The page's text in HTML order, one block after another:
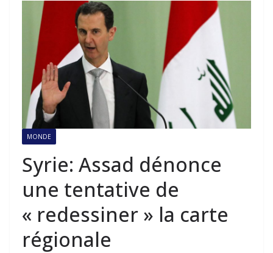
MONDE
Syrie: Assad dénonce
une tentative de
« redessiner » la carte
régionale